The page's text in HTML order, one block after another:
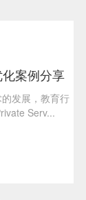
例分享
展，教育行
Serv...